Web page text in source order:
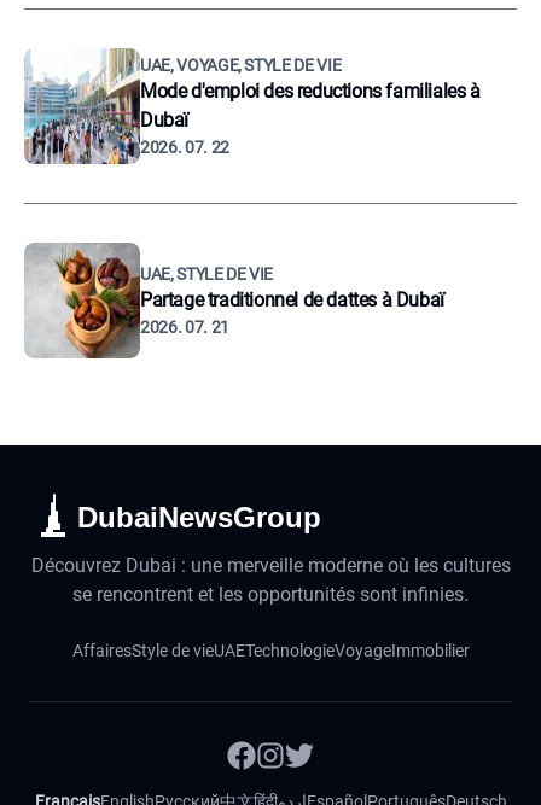
UAE, VOYAGE, STYLE DE VIE
Mode d'emploi des reductions familiales à
Dubaï
2026. 07. 22
UAE, STYLE DE VIE
Partage traditionnel de dattes à Dubaï
2026. 07. 21
DubaiNewsGroup
Découvrez Dubai : une merveille moderne où les cultures
se rencontrent et les opportunités sont infinies.
AffairesStyle de vieUAETechnologieVoyageImmobilier